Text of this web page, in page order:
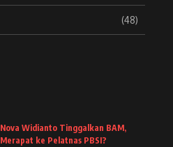
(48)
Nova Widianto Tinggalkan BAM,
Merapat ke Pelatnas PBSI?